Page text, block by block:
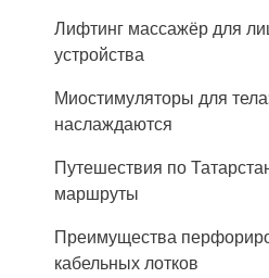
Лифтинг массажёр для
устройства
Миостимуляторы для
наслаждаются
Путешествия по
маршруты
Преимущества
кабельных лотков